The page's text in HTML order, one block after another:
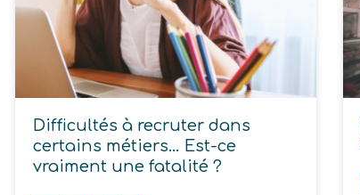
Difficultés à recruter dans
certains métiers… Est-ce
vraiment une fatalité ?